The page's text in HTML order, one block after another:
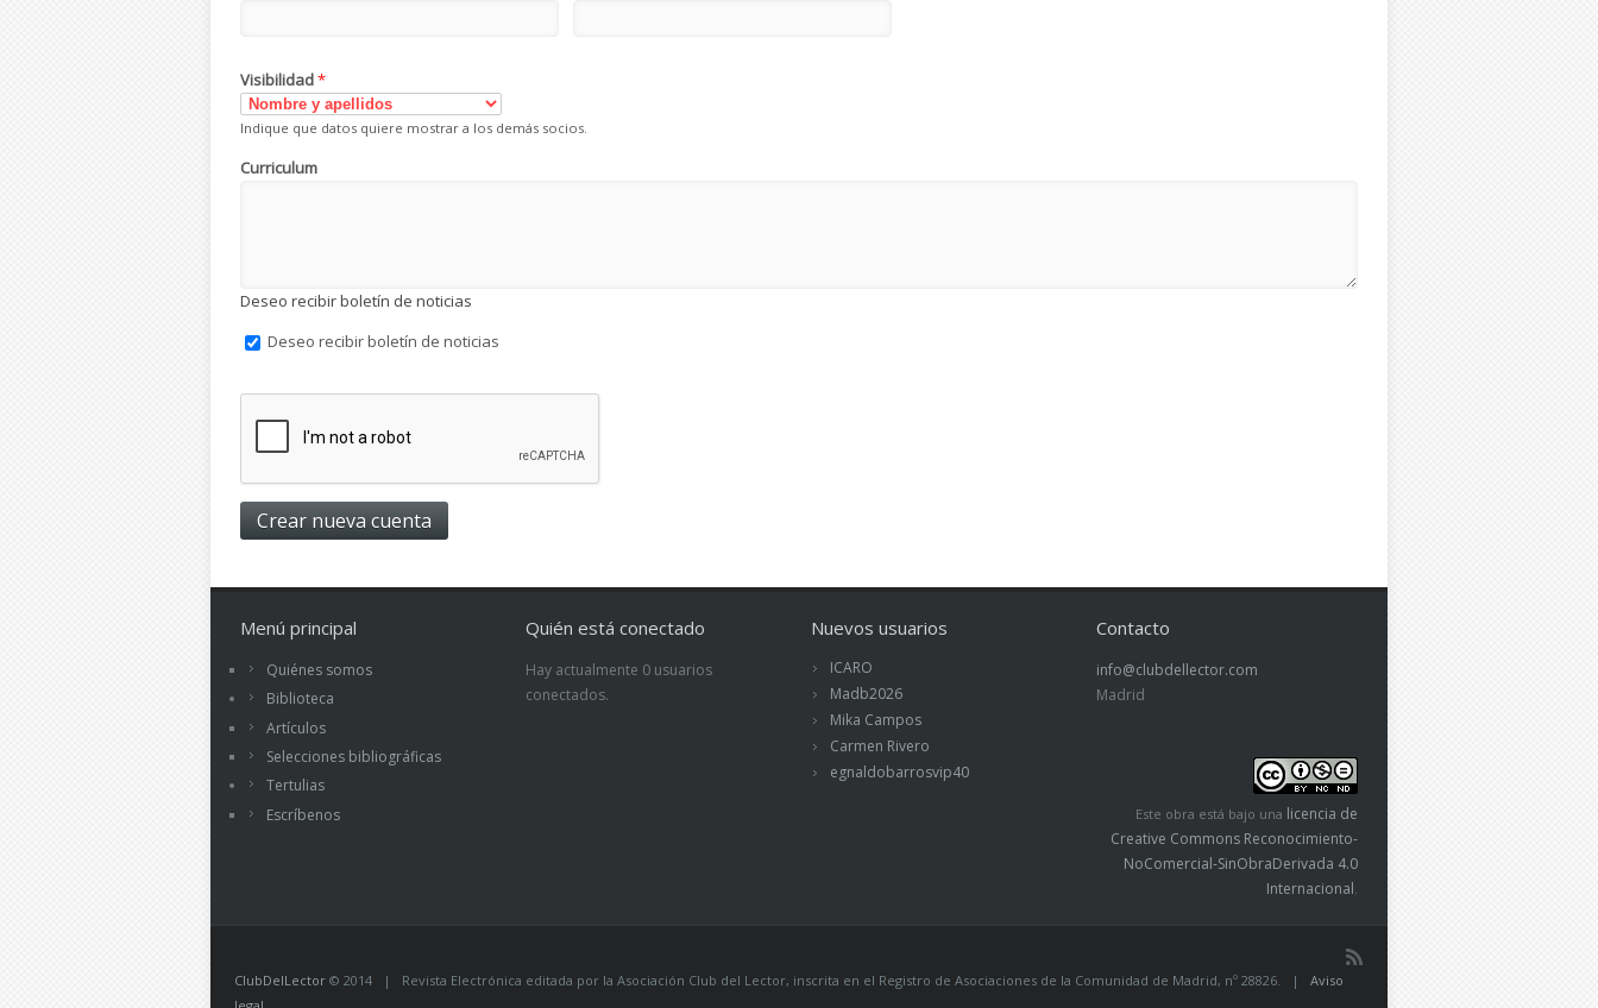
Visibilidad*
Indique que datos quiere mostrar a los demás socios.
Curriculum
Deseo recibir boletín de noticias
Deseo recibir boletín de noticias
Menú principal
Quiénes somos
Biblioteca
Artículos
Selecciones bibliográficas
Tertulias
Escríbenos
Quién está conectado
Hay actualmente 0 usuarios
conectados.
Nuevos usuarios
ICARO
Madb2026
Mika Campos
Carmen Rivero
egnaldobarrosvip40
Contacto
info@clubdellector.com
Madrid
Este obra está bajo una licencia de
Creative Commons Reconocimiento-
NoComercial-SinObraDerivada 4.0
Internacional
ClubDelLector © 2014 | Revista Electrónica editada por la Asociación Club del Lector, inscrita en el Registro de Asociaciones de la Comunidad de Madrid, nº 28826. | Aviso